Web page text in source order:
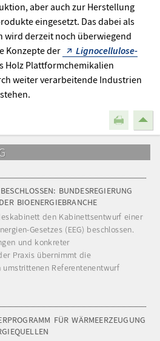
aber auch zur Herstellung
eingesetzt. Das dabei als
wird derzeit noch überwiegend
Konzepte der
Lignocellulose-
Holz Plattformchemikalien
weiter verarbeitende Industrien
BUNDESREGIERUNG
BIOENERGIEBRANCHE
den Kabinettsentwurf einer
Gesetzes (EEG) beschlossen.
und konkreter
Praxis übernimmt die
umstrittenen Referentenentwurf
FÜR WÄRMEERZEUGUNG